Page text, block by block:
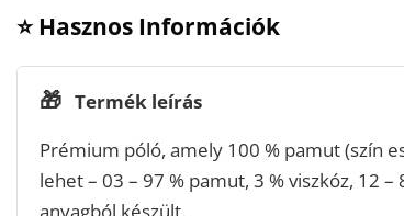
⭐ Hasznos Információk
🎁 Termék leírás
Prémium póló, amely 100 % pamut (szín
lehet – 03 – 97 % pamut, 3 % viszkóz, 12
anyagból készült.